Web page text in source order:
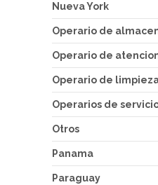
Nueva York
Operario de
Operario de
Operario de
Operarios de
Otros
Panama
Paraguay